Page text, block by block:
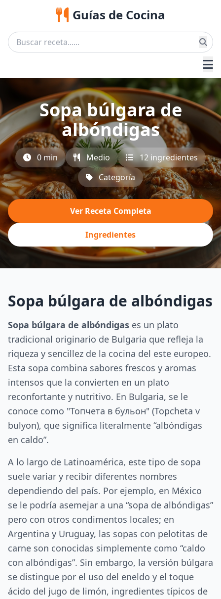
Guías de Cocina
Sopa búlgara de
albóndigas
0 min Medio
12 ingredientes
Categoría
Ver Receta Completa
Ingredientes
Sopa búlgara de albóndigas
Sopa búlgara de albóndigas es un plato
tradicional originario de Bulgaria que refleja la
riqueza y sencillez de la cocina del este europeo.
Esta sopa combina sabores frescos y aromas
intensos que la convierten en un plato
reconfortante y nutritivo. En Bulgaria, se le
conoce como "Топчета в бульон" (Topcheta v
bulyon), que significa literalmente “albóndigas
en caldo”.
A lo largo de Latinoamérica, este tipo de sopa
suele variar y recibir diferentes nombres
dependiendo del país. Por ejemplo, en México
se le podría asemejar a una “sopa de albóndigas”
pero con otros condimentos locales; en
Argentina y Uruguay, las sopas con pelotitas de
carne son conocidas simplemente como “caldo
con albóndigas”. Sin embargo, la versión búlgara
se distingue por el uso del eneldo y el toque
ácido del jugo de limón, ingredientes típicos de